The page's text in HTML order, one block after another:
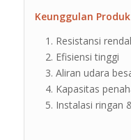
Keunggulan
Resistansi
Efisiensi tinggi
Aliran udara
Kapasitas
Instalasi ringan